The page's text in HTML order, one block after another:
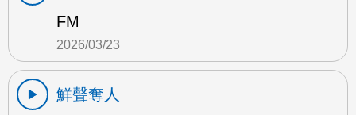
FM
2026/03/23
鮮聲奪人